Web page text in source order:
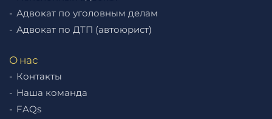
Адвокат по уголовным делам
Адвокат по ДТП (автоюрист)
О нас
Контакты
Наша команда
FAQs